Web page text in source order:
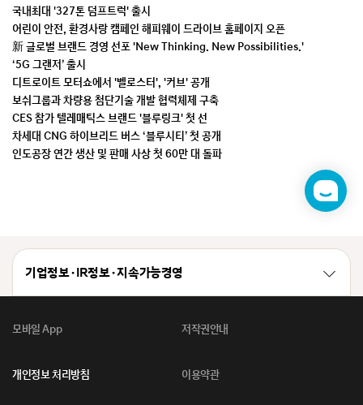
국내최대 '327톤 덤프트럭' 출시
어린이 안전, 환경사랑 캠페인 해피웨이 드라이브 홈페이지 오픈
新 글로벌 브랜드 경영 선포 'New Thinking. New Possibilities.'
‘5G 그랜저’ 출시
디트로이트 모터쇼에서 '벨로스터', '커브' 공개
보쉬그룹과 차량용 첨단기술 개발 협력체제 구축
CES 참가 텔레매틱스 브랜드 '블루링크' 첫 선
차세대 CNG 하이브리드 버스 ‘블루시티’ 첫 공개
인도공장 연간 생산 및 판매 사상 첫 60만 대 돌파
챗
봇
기업정보 · IR정보 · 지속가능경영
모바일 App 저작권안내
개인정보 처리방침 이용약관